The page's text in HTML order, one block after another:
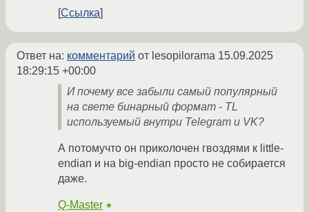
Ссылка
Ответ на: комментарий от lesopilorama 15.09.2025
18:29:15 +00:00
И почему все забыли самый популярный
на свете бинарный формат - TL
используемый внутри Telegram и VK?
А потомучто он приколочен гвоздями к little-
endian и на big-endian просто не собирается
даже.
Q-Master ★